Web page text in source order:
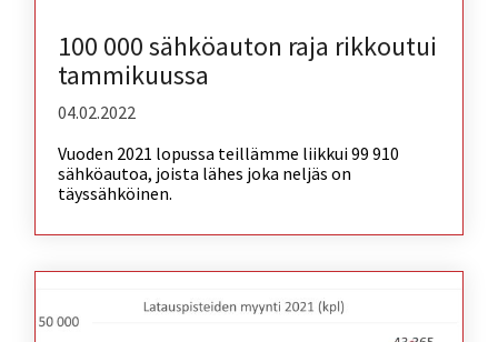
100 000 sähköauton raja rikkoutui
tammikuussa
04.02.2022
Vuoden 2021 lopussa teillämme liikkui 99 910
sähköautoa, joista lähes joka neljäs on
täyssähköinen.